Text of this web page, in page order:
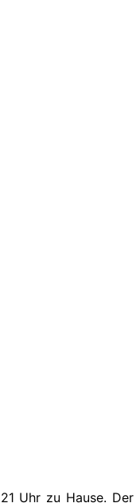
Uhr zu Hause. Der